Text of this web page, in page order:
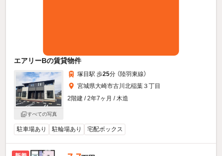
エアリーBの賃貸物件
すべての写真
塚目駅 歩25分 （陸羽東線）
宮城県大崎市古川北稲葉３丁目
2階建 / 2年7ヶ月 / 木造
駐車場あり 駐輪場あり 宅配ボックス